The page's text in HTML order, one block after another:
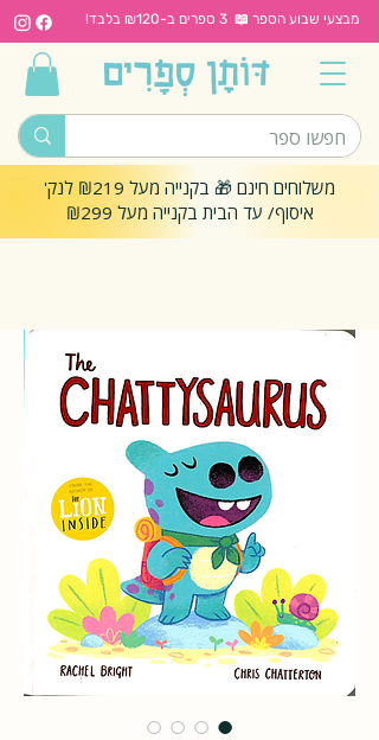
מבצעי שבוע הספר 📖 3 ספרים ב-₪120 בלבד!
משלוחים חינם 🎁 בקנייה מעל ₪219 לנק'
איסוף/ עד הבית בקנייה מעל ₪299